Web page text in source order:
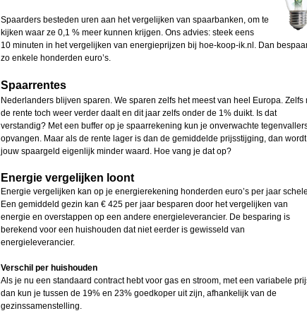
Spaarders besteden uren aan het vergelijken van spaarbanken, om te
kijken waar ze 0,1 % meer kunnen krijgen. Ons advies: steek eens
10 minuten in het vergelijken van energieprijzen bij hoe-koop-ik.nl. Dan
zo enkele honderden euro’s.
Spaarrentes
Nederlanders blijven sparen. We sparen zelfs het meest van heel Europa. Zelfs
de rente toch weer verder daalt en dit jaar zelfs onder de 1% duikt. Is dat
verstandig? Met een buffer op je spaarrekening kun je onverwachte
opvangen. Maar als de rente lager is dan de gemiddelde prijsstijging, dan wordt
jouw spaargeld eigenlijk minder waard. Hoe vang je dat op?
Energie vergelijken loont
Energie vergelijken kan op je energierekening honderden euro’s per jaar
Een gemiddeld gezin kan € 425 per jaar besparen door het vergelijken van
energie en overstappen op een andere energieleverancier. De besparing is
berekend voor een huishouden dat niet eerder is gewisseld van
energieleverancier.
Verschil per huishouden
Als je nu een standaard contract hebt voor gas en stroom, met een variabele
dan kun je tussen de 19% en 23% goedkoper uit zijn, afhankelijk van de
gezinssamenstelling.